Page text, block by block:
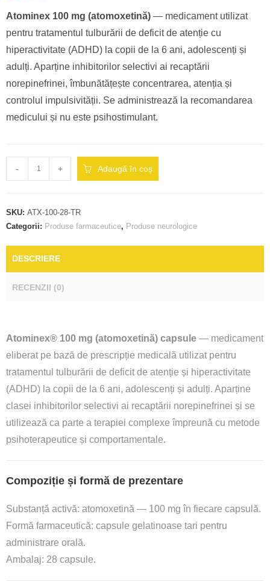
Atominex 100 mg (atomoxetină) — medicament utilizat
pentru tratamentul tulburării de deficit de atenție cu
hiperactivitate (ADHD) la copii de la 6 ani, adolescenți și
adulți. Aparține inhibitorilor selectivi ai recaptării
norepinefrinei, îmbunătățește concentrarea, atenția și
controlul impulsivității. Se administrează la recomandarea
medicului și nu este psihostimulant.
- + Adaugă în coș
SKU: ATX-100-28-TR
Categorii: Produse farmaceutice, Produse neurologice
DESCRIERE
RECENZII (0)
Atominex® 100 mg (atomoxetină) capsule — medicament
eliberat pe bază de prescripție medicală utilizat pentru
tratamentul tulburării de deficit de atenție și hiperactivitate
(ADHD) la copii de la 6 ani, adolescenți și adulți. Aparține
clasei inhibitorilor selectivi ai recaptării norepinefrinei și se
utilizează ca parte a terapiei complexe împreună cu metode
psihoterapeutice și comportamentale.
Compoziție și formă de prezentare
Substanță activă: atomoxetină — 100 mg în fiecare capsulă.
Formă farmaceutică: capsule gelatinoase tari pentru
administrare orală.
Ambalaj: 28 capsule.